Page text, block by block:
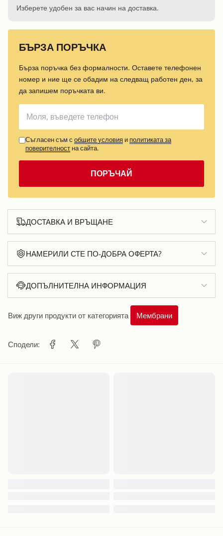
Изберете удобен за вас начин на доставка.
БЪРЗА ПОРЪЧКА
Бърза поръчка без формалности. Оставете телефонен
номер и ние ще се обадим на следващ работен ден, за
да запишем поръчката ви.
Съгласен съм с общите условия и политиката за
поверителност на сайта.
ПОРЪЧАЙ
ДОСТАВКА И ВРЪЩАНЕ
НАМЕРИЛИ СТЕ ПО-ДОБРА ОФЕРТА?
ДОПЪЛНИТЕЛНА ИНФОРМАЦИЯ
Виж други продукти от категорията Мембрани
Сподели: